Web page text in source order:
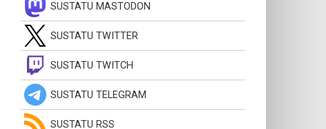
SUSTATU MASTODON
SUSTATU TWITTER
SUSTATU TWITCH
SUSTATU TELEGRAM
SUSTATU RSS